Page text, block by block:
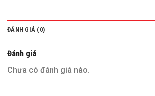
ĐÁNH GIÁ (0)
Đánh giá
Chưa có đánh giá nào.